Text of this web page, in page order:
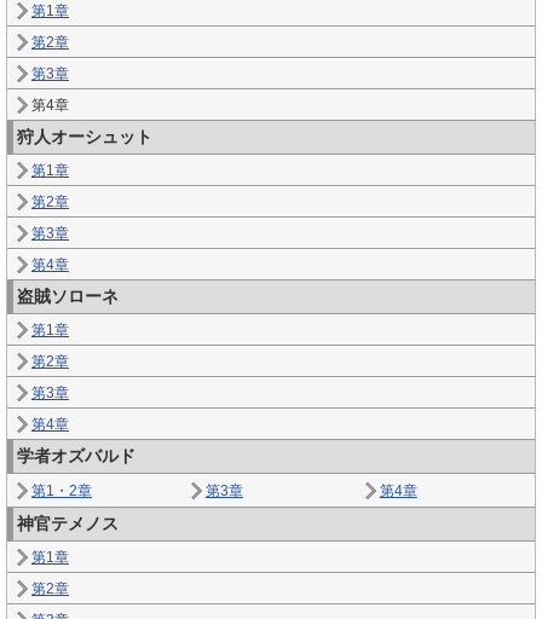
第1章
第2章
第3章
第4章
狩人オーシュット
第1章
第2章
第3章
第4章
盗賊ソローネ
第1章
第2章
第3章
第4章
学者オズバルド
第1・2章 第3章 第4章
神官テメノス
第1章
第2章